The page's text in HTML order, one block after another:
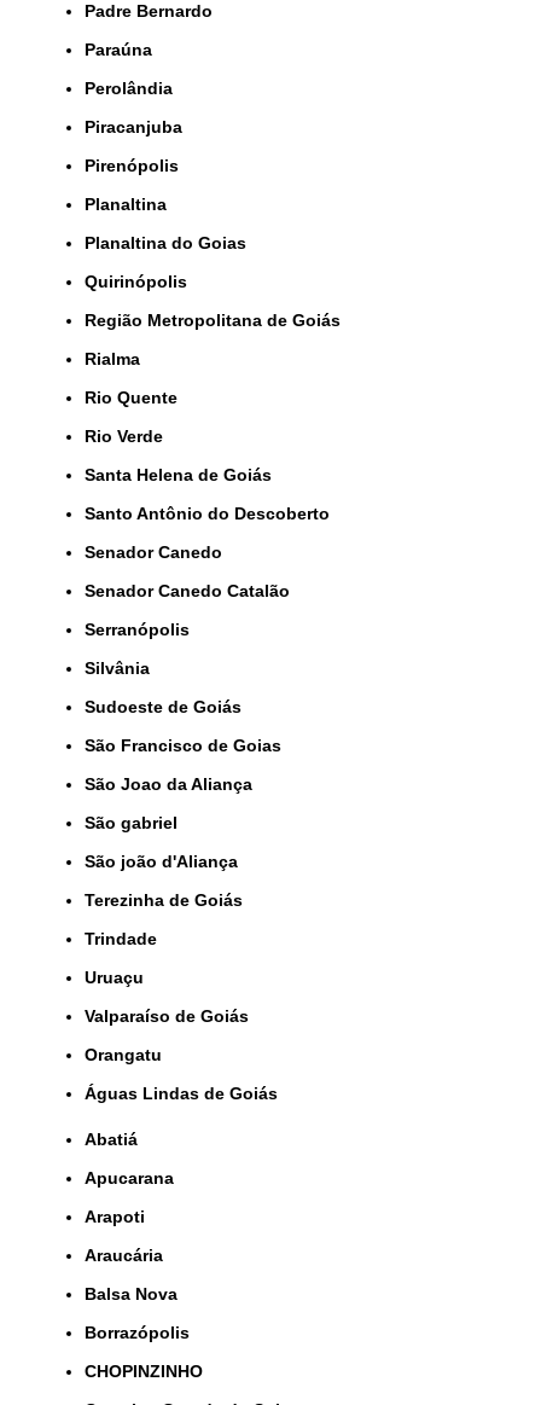
Padre Bernardo
Paraúna
Perolândia
Piracanjuba
Pirenópolis
Planaltina
Planaltina do Goias
Quirinópolis
Região Metropolitana de Goiás
Rialma
Rio Quente
Rio Verde
Santa Helena de Goiás
Santo Antônio do Descoberto
Senador Canedo
Senador Canedo Catalão
Serranópolis
Silvânia
Sudoeste de Goiás
São Francisco de Goias
São Joao da Aliança
São gabriel
São joão d'Aliança
Terezinha de Goiás
Trindade
Uruaçu
Valparaíso de Goiás
orangatu
Águas Lindas de Goiás
Abatiá
Apucarana
Arapoti
Araucária
Balsa Nova
Borrazópolis
CHOPINZINHO